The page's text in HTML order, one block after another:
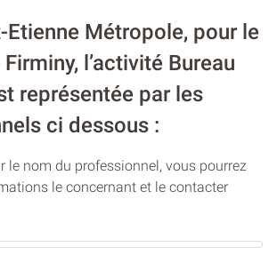
Etienne Métropole, pour le
l’activité Bureau
représentée par les
ci dessous :
le nom du professionnel, vous pourrez
le concernant et le contacter